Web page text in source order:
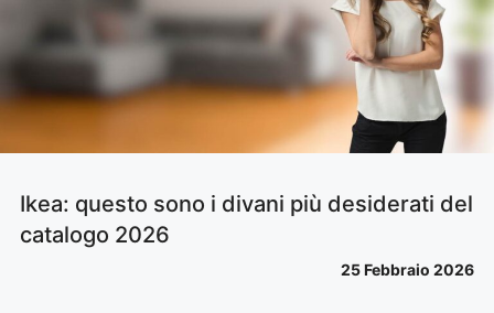
Ikea: questo sono i divani più desiderati del
catalogo 2026
25 Febbraio 2026